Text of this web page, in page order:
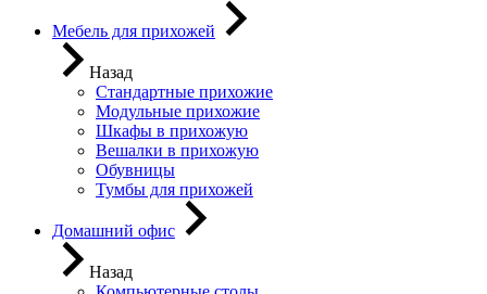
Мебель для прихожей
Назад
Стандартные прихожие
Модульные прихожие
Шкафы в прихожую
Вешалки в прихожую
Обувницы
Тумбы для прихожей
Домашний офис
Назад